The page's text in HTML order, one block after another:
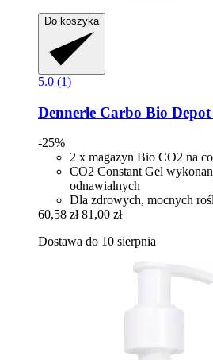
Do koszyka
5.0 (1)
Dennerle Carbo Bio Depot
-25%
2 x magazyn Bio CO2 na
CO2 Constant Gel
odnawialnych
Dla zdrowych, mocnych
60,58 zł 81,00 zł
Dostawa do 10 sierpnia